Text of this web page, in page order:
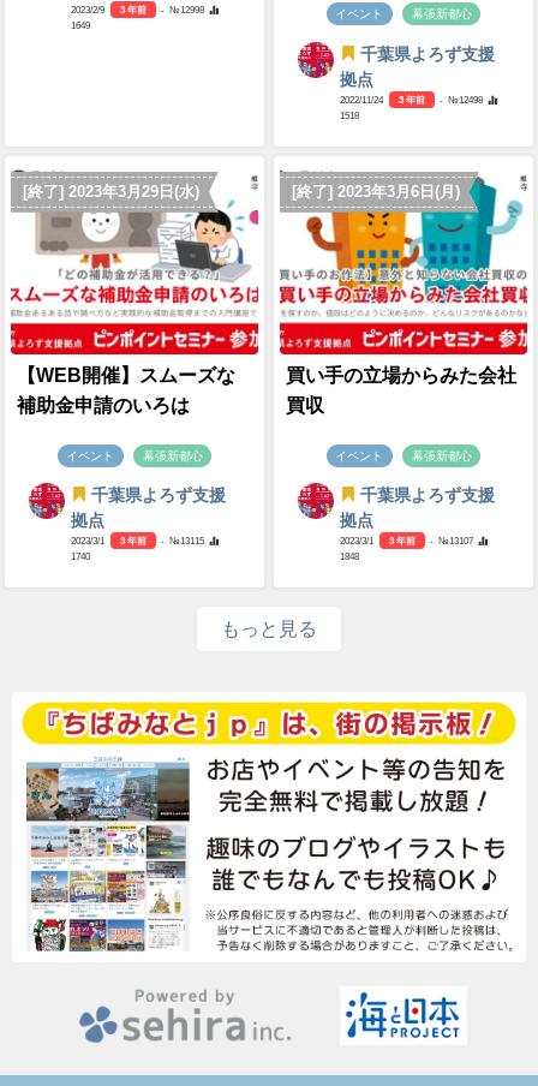
2023/2/9 3 年前
- №12998
1649
イベント 幕張新都心
千葉県よろず支援
拠点
2022/11/24 3 年前
- №12498
1518
[終了] 2023年3月29日(水)
【WEB開催】スムーズな
補助金申請のいろは
イベント 幕張新都心
千葉県よろず支援
拠点
2023/3/1 3 年前
- №13115
1740
[終了] 2023年3月6日(月)
買い手の立場からみた会社
買収
イベント 幕張新都心
千葉県よろず支援
拠点
2023/3/1 3 年前
- №13107
1848
もっと見る